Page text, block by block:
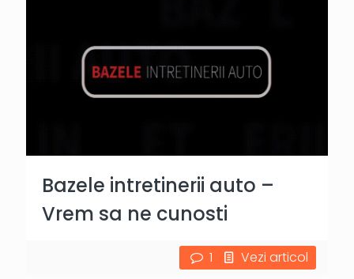
Bazele intretinerii auto –
Vrem sa ne cunosti
1 Vezi articol